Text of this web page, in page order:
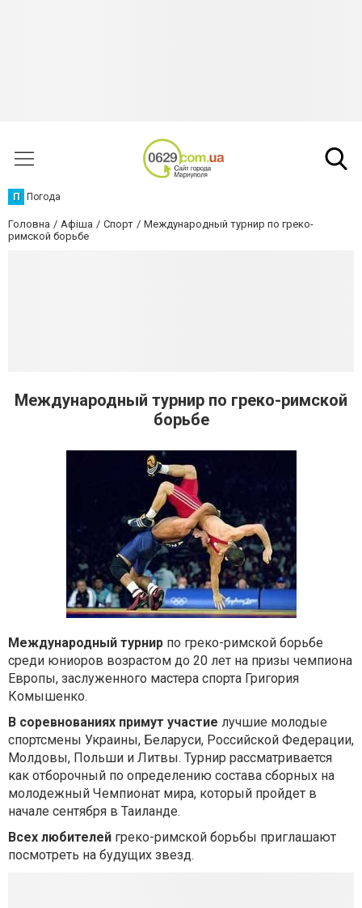
П Погода
Головна Афіша Спорт
Международный турнир по греко-
римской борьбе
Международный турнир по греко-римской
борьбе
Международный турнир по греко-римской борьбе
среди юниоров возрастом до 20 лет на призы чемпиона
Европы, заслуженного мастера спорта Григория
Комышенко.
В соревнованиях примут участие лучшие молодые
спортсмены Украины, Беларуси, Российской Федерации,
Молдовы, Польши и Литвы. Турнир рассматривается
как отборочный по определению состава сборных на
молодежный Чемпионат мира, который пройдет в
начале сентября в Таиланде.
Всех любителей греко-римской борьбы приглашают
посмотреть на будущих звезд.